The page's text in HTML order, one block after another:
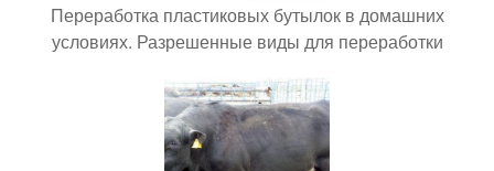
Переработка пластиковых бутылок в домашних
условиях. Разрешенные виды для переработки